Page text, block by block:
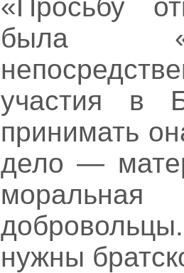
«Просьбу
была
участия в
принимать
дело —
нужны